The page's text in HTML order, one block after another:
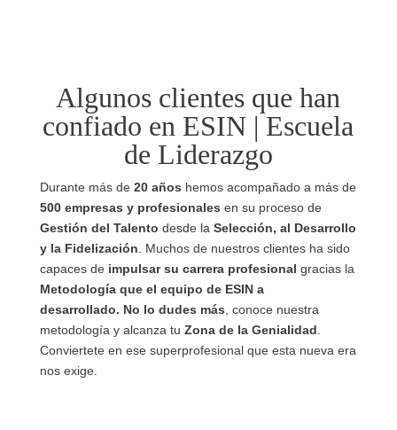
Algunos clientes que han
confiado en ESIN | Escuela
de Liderazgo
Durante más de 20 años hemos acompañado a más de
500 empresas y profesionales en su proceso de
Gestión del Talento desde la Selección, al Desarrollo
y la Fidelización . Muchos de nuestros clientes ha sido
capaces de impulsar su carrera profesional gracias la
Metodología que el equipo de ESIN a
desarrollado. No lo dudes más , conoce nuestra
metodología y alcanza tu Zona de la Genialidad
Conviertete en ese superprofesional que esta nueva era
nos exige.